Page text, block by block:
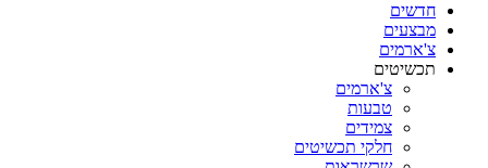
חדשים
מבצעים
צ'ארמים
תכשיטים
צ'ארמים
טבעות
צמידים
חלקי תכשיטים